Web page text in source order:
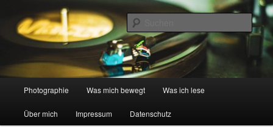
primären
Inhalt
sekundären
Inhalt
Wilfried spricht Foto …
digital und analog
Photographie Was mich bewegt Was ich lese
Über mich Impressum Datenschutz